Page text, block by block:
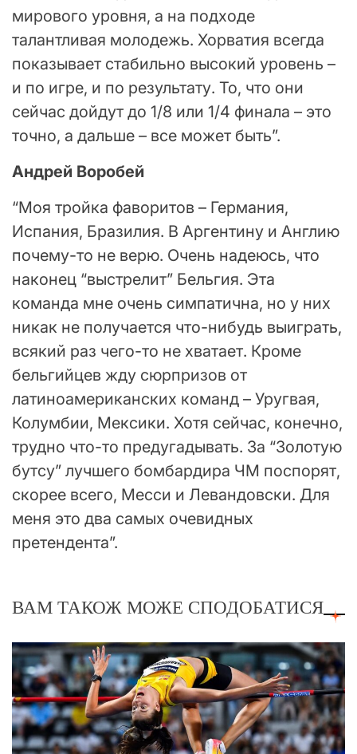
мирового уровня, а на подходе
талантливая молодежь. Хорватия всегда
показывает стабильно высокий уровень –
и по игре, и по результату. То, что они
сейчас дойдут до 1/8 или 1/4 финала – это
точно, а дальше – все может быть”.
Андрей Воробей
“Моя тройка фаворитов – Германия,
Испания, Бразилия. В Аргентину и Англию
почему-то не верю. Очень надеюсь, что
наконец “выстрелит” Бельгия. Эта
команда мне очень симпатична, но у них
никак не получается что-нибудь выиграть,
всякий раз чего-то не хватает. Кроме
бельгийцев жду сюрпризов от
латиноамериканских команд – Уругвая,
Колумбии, Мексики. Хотя сейчас, конечно,
трудно что-то предугадывать. За “Золотую
бутсу” лучшего бомбардира ЧМ поспорят,
скорее всего, Месси и Левандовски. Для
меня это два самых очевидных
претендента”.
ВАМ ТАКОЖ МОЖЕ СПОДОБАТИСЯ